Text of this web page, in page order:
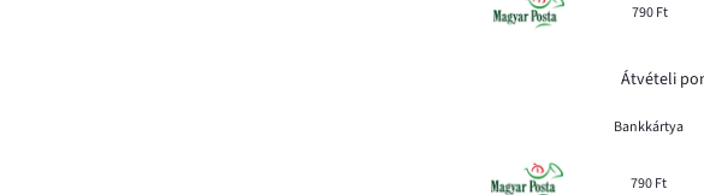
790 Ft
Átvételi
Bankkártya
790 Ft